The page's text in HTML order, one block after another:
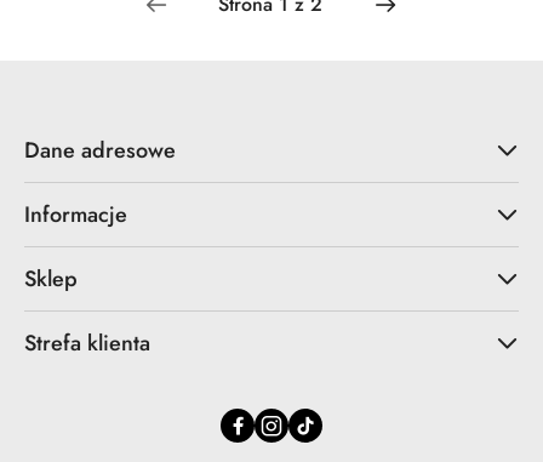
Dane adresowe
Informacje
Sklep
Strefa klienta